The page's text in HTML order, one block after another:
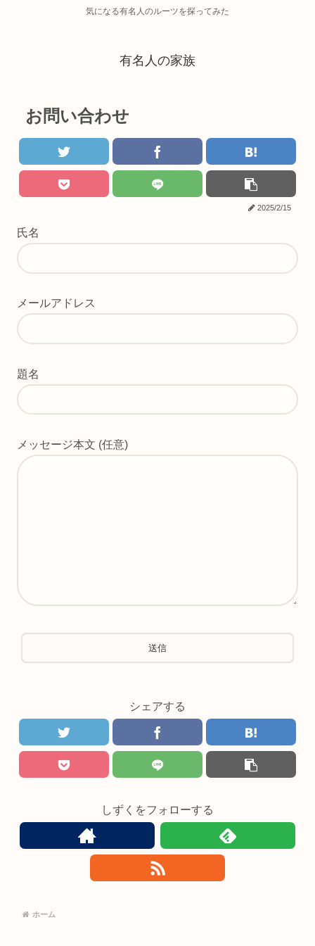
気になる有名人のルーツを探ってみた
有名人の家族
お問い合わせ
2025/2/15
氏名
メールアドレス
題名
メッセージ本文 (任意)
シェアする
しずくをフォローする
ホーム